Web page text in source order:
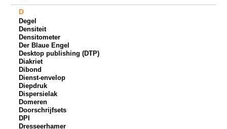
D
Degel
Densiteit
Densitometer
Der Blaue Engel
Desktop publishing (DTP)
Diakriet
Dibond
Dienst-envelop
Diepdruk
Dispersielak
Domeren
Doorschrijfsets
DPI
Dresseerhamer